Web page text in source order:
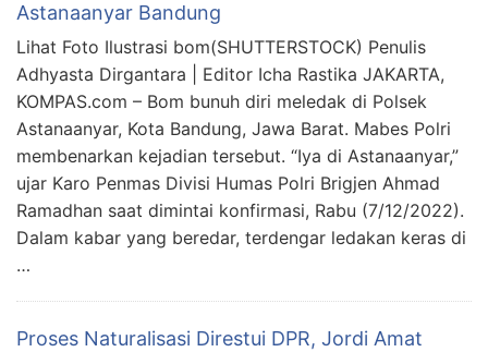
Astanaanyar Bandung
Lihat Foto Ilustrasi bom(SHUTTERSTOCK) Penulis
Adhyasta Dirgantara | Editor Icha Rastika JAKARTA,
KOMPAS.com – Bom bunuh diri meledak di Polsek
Astanaanyar, Kota Bandung, Jawa Barat. Mabes Polri
membenarkan kejadian tersebut. “Iya di Astanaanyar,”
ujar Karo Penmas Divisi Humas Polri Brigjen Ahmad
Ramadhan saat dimintai konfirmasi, Rabu (7/12/2022).
Dalam kabar yang beredar, terdengar ledakan keras di
…
Proses Naturalisasi Direstui DPR, Jordi Amat